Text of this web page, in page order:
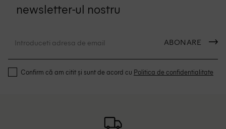
newsletter-ul nostru
ABONARE
Confirm că am citit și sunt de acord cu Politica de confidentialitate